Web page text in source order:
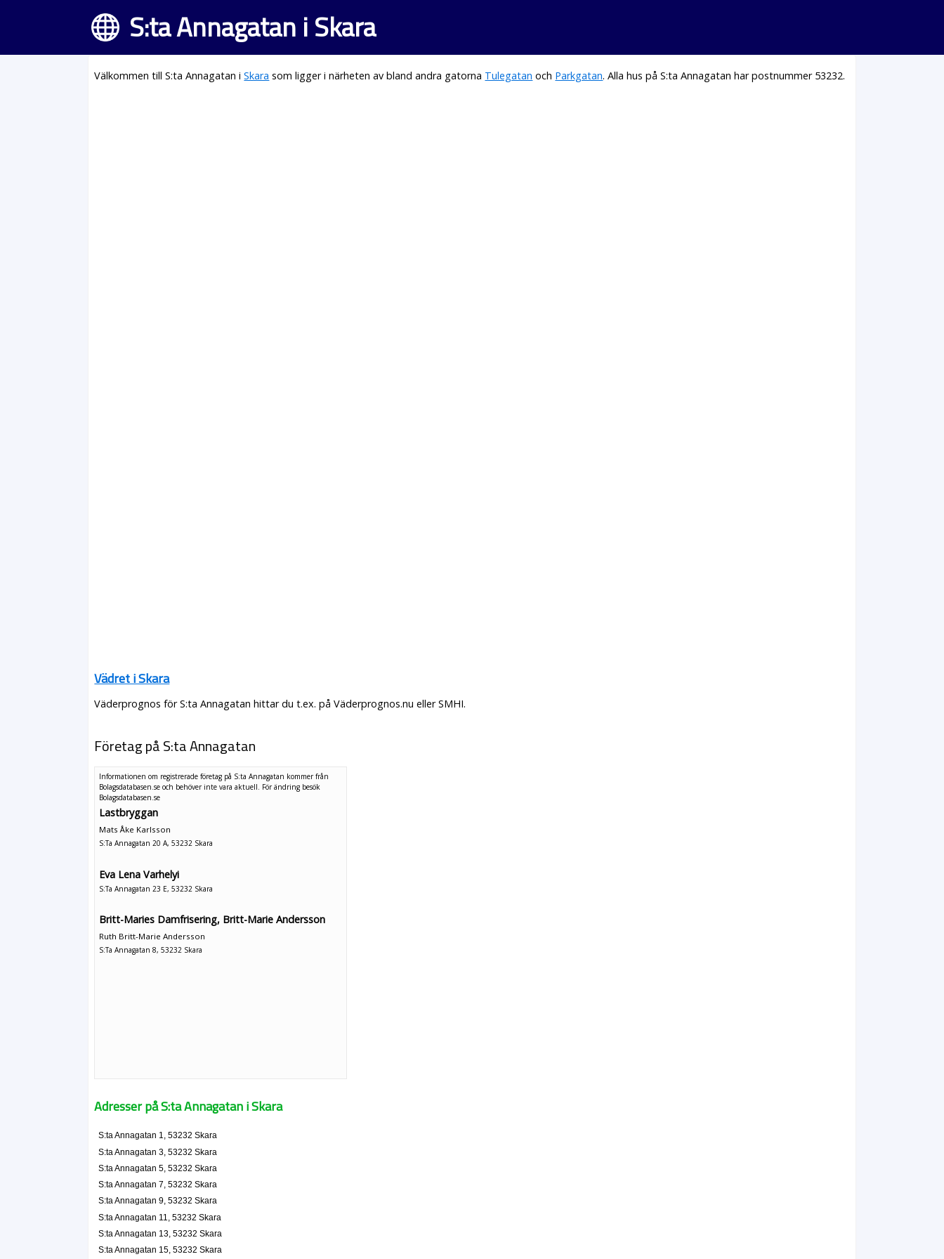
S:ta Annagatan i Skara
Välkommen till S:ta Annagatan iSkara som ligger i närheten av bland andra gatorna Tulegatan och Parkgatan. Alla hus på S:ta Annagatan har postnummer 53232.
Vädret i Skara
Väderprognos för S:ta Annagatan hittar du t.ex. på Väderprognos.nu eller SMHI.
Företag på S:ta Annagatan
Informationen om registrerade företag på S:ta Annagatan kommer från
Bolagsdatabasen.se och behöver inte vara aktuell. För ändring besök
Bolagsdatabasen.se
Lastbryggan
Mats Åke Karlsson
S:Ta Annagatan 20 A, 53232 Skara
Eva Lena Varhelyi
S:Ta Annagatan 23 E, 53232 Skara
Britt-Maries Damfrisering, Britt-Marie Andersson
Ruth Britt-Marie Andersson
S:Ta Annagatan 8, 53232 Skara
Adresser på S:ta Annagatan i Skara
S:ta Annagatan 1, 53232 Skara
S:ta Annagatan 3, 53232 Skara
S:ta Annagatan 5, 53232 Skara
S:ta Annagatan 7, 53232 Skara
S:ta Annagatan 9, 53232 Skara
S:ta Annagatan 11, 53232 Skara
S:ta Annagatan 13, 53232 Skara
S:ta Annagatan 15, 53232 Skara